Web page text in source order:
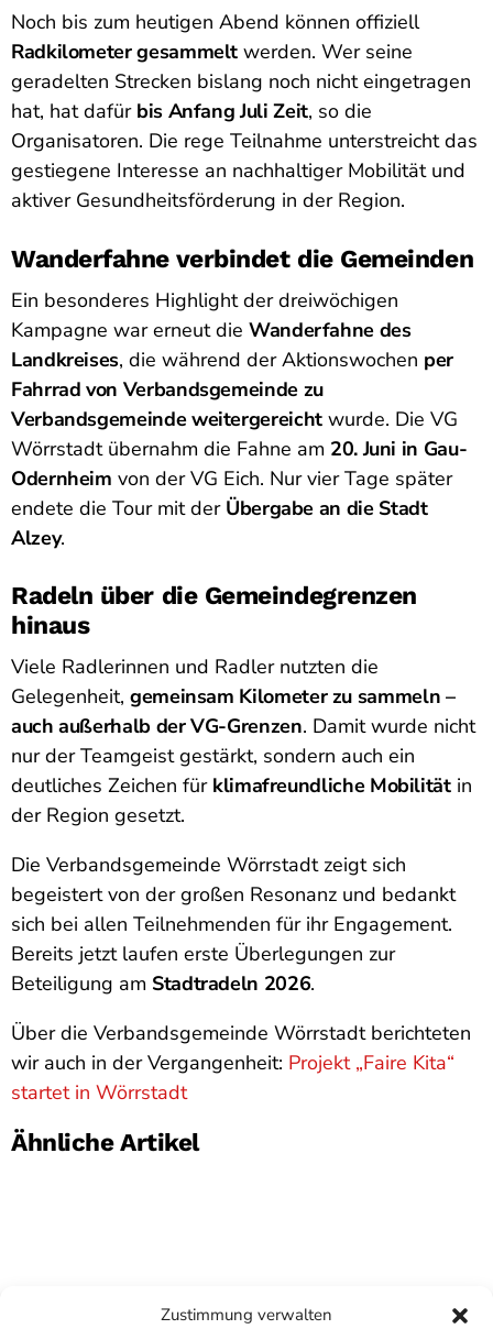
Zustimmung verwalten
Noch bis zum heutigen Abend können offiziell
Radkilometer gesammelt werden. Wer seine
geradelten Strecken bislang noch nicht eingetragen
hat, hat dafür bis Anfang Juli Zeit, so die
Organisatoren. Die rege Teilnahme unterstreicht das
gestiegene Interesse an nachhaltiger Mobilität und
aktiver Gesundheitsförderung in der Region.
Wanderfahne verbindet die Gemeinden
Ein besonderes Highlight der dreiwöchigen
Kampagne war erneut die Wanderfahne des
Landkreises, die während der Aktionswochen per
Fahrrad von Verbandsgemeinde zu
Verbandsgemeinde weitergereichtwurde. Die VG
Wörrstadt übernahm die Fahne am 20. Juni in Gau-
Odernheim von der VG Eich. Nur vier Tage später
endete die Tour mit der Übergabe an die Stadt
Alzey.
Radeln über die Gemeindegrenzen
hinaus
Viele Radlerinnen und Radler nutzten die
Gelegenheit, gemeinsam Kilometer zu sammeln –
auch außerhalb der VG-Grenzen. Damit wurde nicht
nur der Teamgeist gestärkt, sondern auch ein
deutliches Zeichen für klimafreundliche Mobilitätin
der Region gesetzt.
Die Verbandsgemeinde Wörrstadt zeigt sich
begeistert von der großen Resonanz und bedankt
sich bei allen Teilnehmenden für ihr Engagement.
Bereits jetzt laufen erste Überlegungen zur
Beteiligung am Stadtradeln 2026.
Über die Verbandsgemeinde Wörrstadt berichteten
wir auch in der Vergangenheit: Projekt „Faire Kita“
startet in Wörrstadt
Ähnliche Artikel